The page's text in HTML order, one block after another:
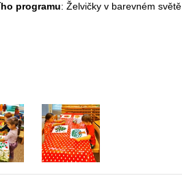
programu: Želvičky v barevném světě